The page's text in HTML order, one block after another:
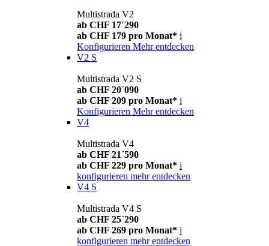
Multistrada V2
ab CHF 17´290
ab CHF 179 pro Monat* i
Konfigurieren Mehr entdecken
V2 S
Multistrada V2 S
ab CHF 20´090
ab CHF 209 pro Monat* i
Konfigurieren Mehr entdecken
V4
Multistrada V4
ab CHF 21´590
ab CHF 229 pro Monat* i
konfigurieren mehr entdecken
V4 S
Multistrada V4 S
ab CHF 25´290
ab CHF 269 pro Monat* i
konfigurieren mehr entdecken